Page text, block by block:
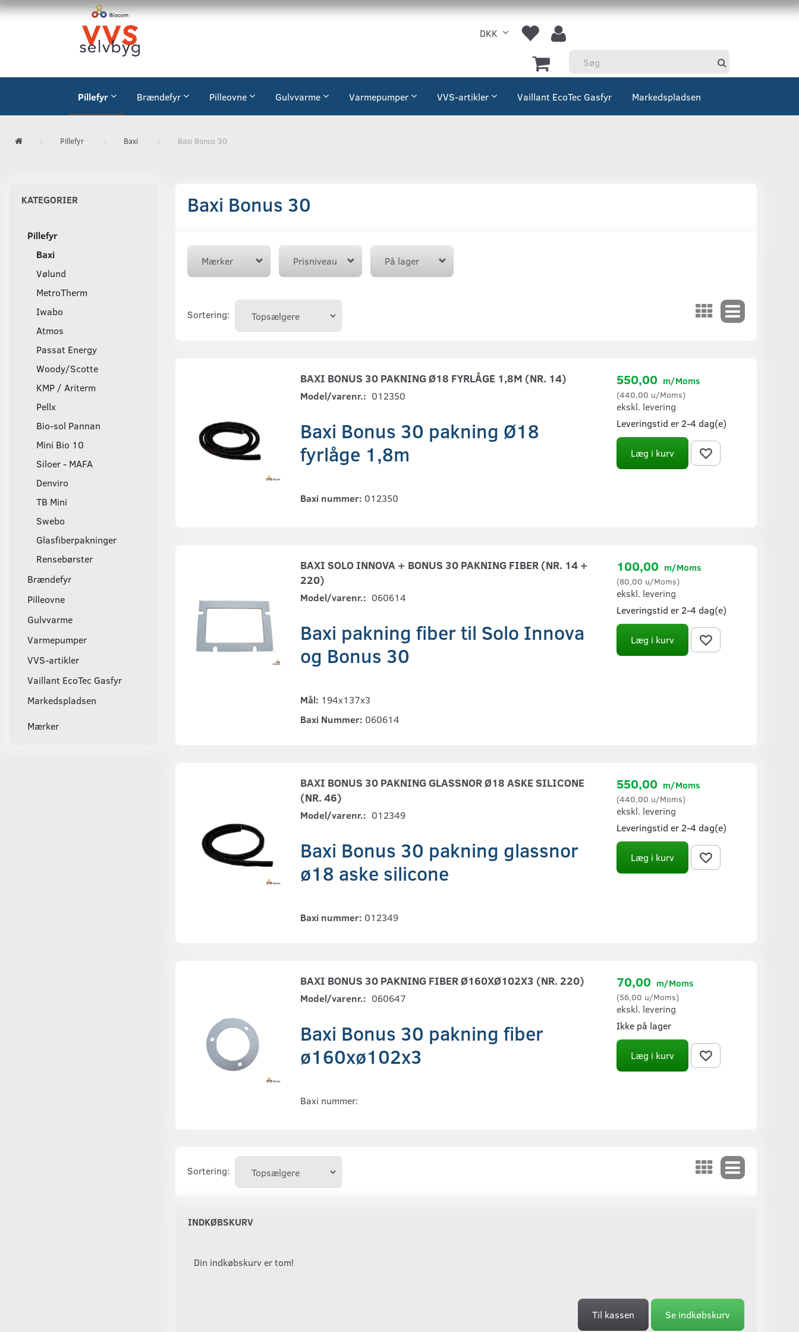
DKK
Pillefyr Brændefyr Pilleovne Gulvvarme Varmepumper VVS-artikler Vaillant EcoTec Gasfyr Markedspladsen
Pillefyr Baxi Baxi Bonus 30
KATEGORIER
Pillefyr
Baxi
Vølund
MetroTherm
Iwabo
Atmos
Passat Energy
Woody/Scotte
KMP / Ariterm
Pellx
Bio-sol Pannan
Mini Bio 10
Siloer - MAFA
Denviro
TB Mini
Swebo
Glasfiberpakninger
Rensebørster
Brændefyr
Pilleovne
Gulvvarme
Varmepumper
VVS-artikler
Vaillant EcoTec Gasfyr
Markedspladsen
Mærker
Baxi Bonus 30
Mærker Prisniveau På lager
Sortering:
BAXI BONUS 30 PAKNING Ø18 FYRLÅGE 1,8M (NR. 14)
Model/varenr.: 012350
Baxi Bonus 30 pakning Ø18
fyrlåge 1,8m
Baxi nummer: 012350
550,00 m/Moms
(440,00 u/Moms)
ekskl. levering
Leveringstid er 2-4 dag(e)
Læg i kurv
BAXI SOLO INNOVA + BONUS 30 PAKNING FIBER (NR. 14 +
220)
Model/varenr.: 060614
Baxi pakning fiber til Solo Innova
og Bonus 30
Mål: 194x137x3
Baxi Nummer: 060614
100,00 m/Moms
(80,00 u/Moms)
ekskl. levering
Leveringstid er 2-4 dag(e)
Læg i kurv
BAXI BONUS 30 PAKNING GLASSNOR Ø18 ASKE SILICONE
(NR. 46)
Model/varenr.: 012349
Baxi Bonus 30 pakning glassnor
ø18 aske silicone
Baxi nummer: 012349
550,00 m/Moms
(440,00 u/Moms)
ekskl. levering
Leveringstid er 2-4 dag(e)
Læg i kurv
BAXI BONUS 30 PAKNING FIBER Ø160XØ102X3 (NR. 220)
Model/varenr.: 060647
Baxi Bonus 30 pakning fiber
ø160xø102x3
Baxi nummer:
70,00 m/Moms
(56,00 u/Moms)
ekskl. levering
Ikke på lager
Læg i kurv
Sortering:
INDKØBSKURV
Din indkøbskurv er tom!
Til kassen Se indkøbskurv